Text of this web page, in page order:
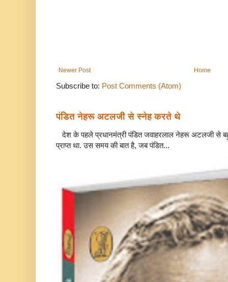
Newer Post Home
Subscribe to: Post Comments (Atom)
पंडित नेहरू अटलजी से स्नेह करते थे
देश के पहले प्रधानमंत्री पंडित जवाहरलाल नेहरू अटलजी से
प्राप्त था. उस समय की बात है, जब पंडित...